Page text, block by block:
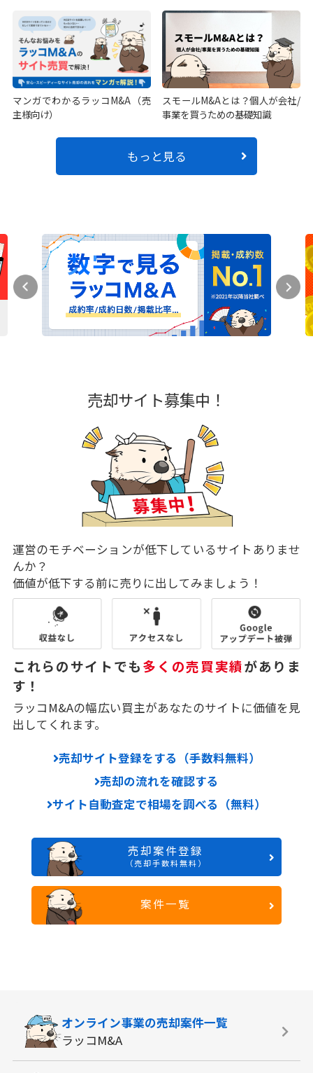
マンガでわかるラッコM&A（売
主様向け）
スモールM&Aとは？個人が会社/
事業を買うための基礎知識
もっと見る
売却サイト募集中！
運営のモチベーションが低下しているサイトありませ
んか？
価値が低下する前に売りに出してみましょう！
これらのサイトでも多くの売買実績がありま
す！
ラッコM&Aの幅広い買主があなたのサイトに価値を見
出してくれます。
売却サイト登録をする（手数料無料）
売却の流れを確認する
サイト自動査定で相場を調べる（無料）
売却案件登録
（売却手数料無料）
案件一覧
オンライン事業の売却案件一覧
ラッコM&A